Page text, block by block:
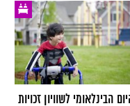
הבינלאומי לשוויון זכויות